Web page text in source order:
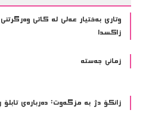
وتاری بەختیار عەلی لە کاتی وەرگرتنی
زاکسدا
زمانی جەستە
زانکۆ دژ بە مزگەوت: دەربارەى تابلۆ